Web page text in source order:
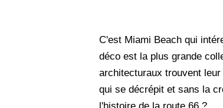
C'est Miami Beach qui
déco est la plus grande
architecturaux trouvent
qui se décrépit et sans la